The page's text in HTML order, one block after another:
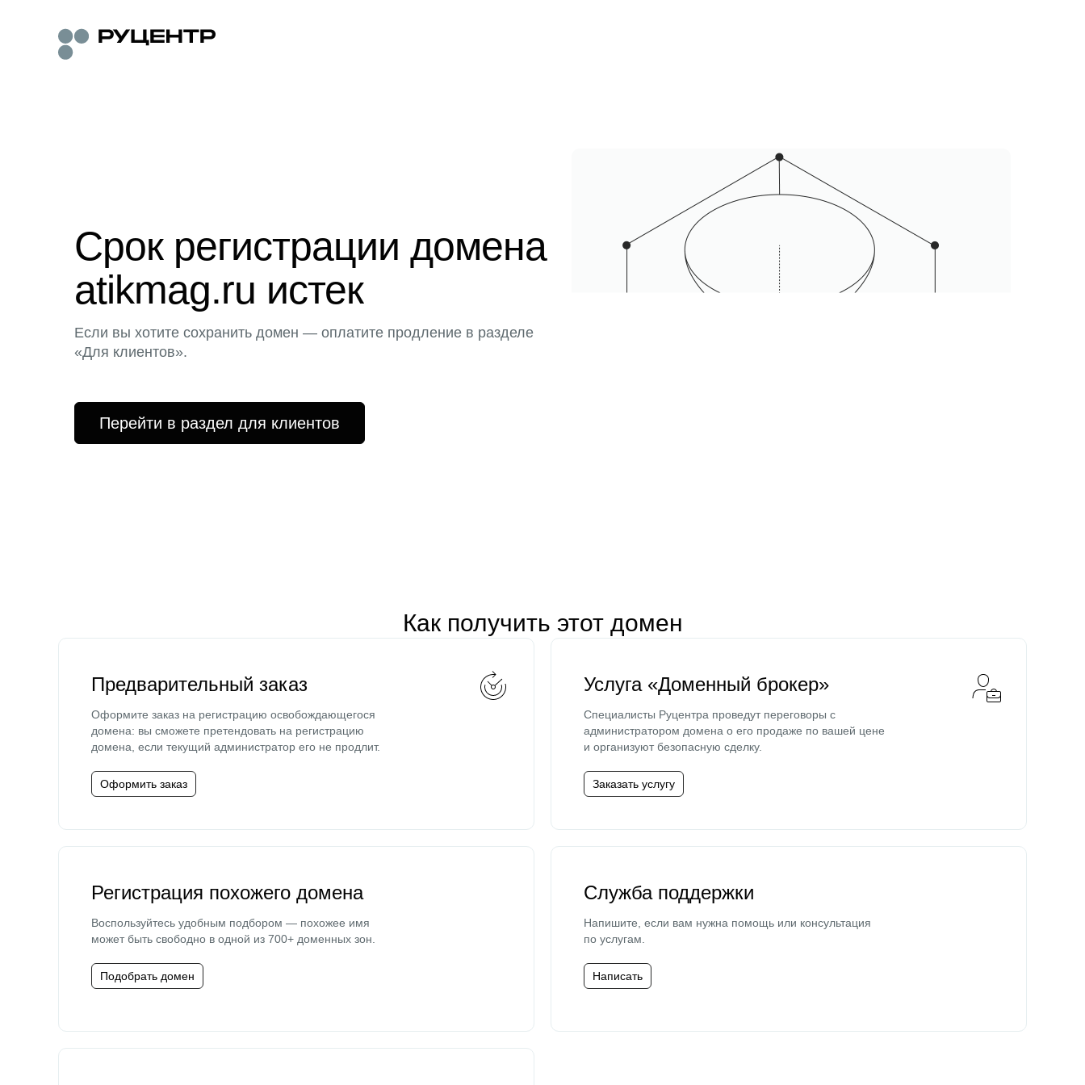
Срок регистрации домена
atikmag.ru истек
Если вы хотите сохранить домен — оплатите продление в разделе
«Для клиентов».
Перейти в раздел для клиентов
Как получить этот домен
Предварительный заказ
Оформите заказ на регистрацию освобождающегося
домена: вы сможете претендовать на регистрацию
домена, если текущий администратор его не продлит.
Оформить заказ
Услуга «Доменный брокер»
Специалисты Руцентра проведут переговоры с
администратором домена о его продаже по вашей цене
и организуют безопасную сделку.
Заказать услугу
Регистрация похожего домена
Воспользуйтесь удобным подбором — похожее имя
может быть свободно в одной из 700+ доменных зон.
Подобрать домен
Служба поддержки
Напишите, если вам нужна помощь или консультация
по услугам.
Написать